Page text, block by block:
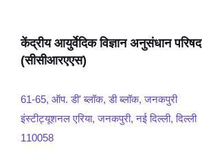
केंद्रीय आयुर्वेदिक विज्ञान अनुसंधान परिषद
(सीसीआरएएस)
61-65, ऑप. डी' ब्लॉक, डी ब्लॉक, जनकपुरी
इंस्टीट्यूशनल एरिया, जनकपुरी, नई दिल्ली, दिल्ली
110058